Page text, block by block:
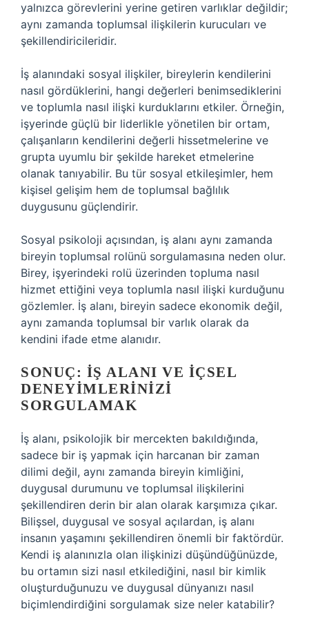
yalnızca görevlerini yerine getiren varlıklar değildir;
aynı zamanda toplumsal ilişkilerin kurucuları ve
şekillendiricileridir.
İş alanındaki sosyal ilişkiler, bireylerin kendilerini
nasıl gördüklerini, hangi değerleri benimsediklerini
ve toplumla nasıl ilişki kurduklarını etkiler. Örneğin,
işyerinde güçlü bir liderlikle yönetilen bir ortam,
çalışanların kendilerini değerli hissetmelerine ve
grupta uyumlu bir şekilde hareket etmelerine
olanak tanıyabilir. Bu tür sosyal etkileşimler, hem
kişisel gelişim hem de toplumsal bağlılık
duygusunu güçlendirir.
Sosyal psikoloji açısından, iş alanı aynı zamanda
bireyin toplumsal rolünü sorgulamasına neden olur.
Birey, işyerindeki rolü üzerinden topluma nasıl
hizmet ettiğini veya toplumla nasıl ilişki kurduğunu
gözlemler. İş alanı, bireyin sadece ekonomik değil,
aynı zamanda toplumsal bir varlık olarak da
kendini ifade etme alanıdır.
SONUÇ: İŞ ALANI VE İÇSEL
DENEYIMLERINIZI
SORGULAMAK
İş alanı, psikolojik bir mercekten bakıldığında,
sadece bir iş yapmak için harcanan bir zaman
dilimi değil, aynı zamanda bireyin kimliğini,
duygusal durumunu ve toplumsal ilişkilerini
şekillendiren derin bir alan olarak karşımıza çıkar.
Bilişsel, duygusal ve sosyal açılardan, iş alanı
insanın yaşamını şekillendiren önemli bir faktördür.
Kendi iş alanınızla olan ilişkinizi düşündüğünüzde,
bu ortamın sizi nasıl etkilediğini, nasıl bir kimlik
oluşturduğunuzu ve duygusal dünyanızı nasıl
biçimlendirdiğini sorgulamak size neler katabilir?